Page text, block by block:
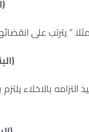
يترتب على
التزامه